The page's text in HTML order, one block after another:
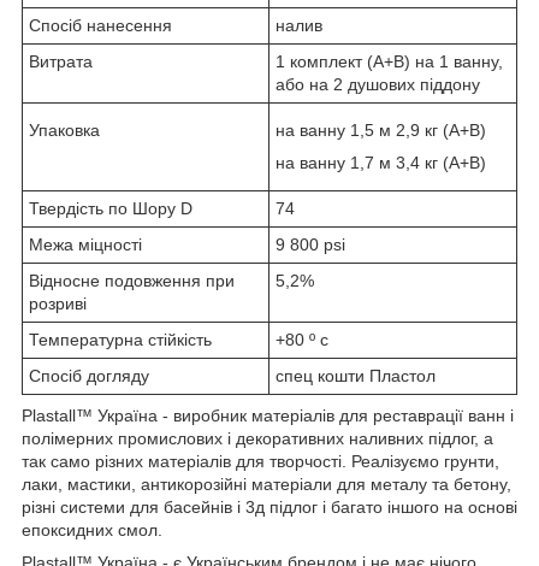
Спосіб нанесення
налив
Витрата
1 комплект (А+B) на 1 ванну,
або на 2 душових піддону
Упаковка
на ванну 1,5 м 2,9 кг (А+B)
на ванну 1,7 м 3,4 кг (A+B)
Твердість по Шору D
74
Межа міцності
9 800 psi
Відносне подовження при
розриві
5,2%
Температурна стійкість
+80 º c
Спосіб догляду
спец кошти Пластол
Plastall™ Україна - виробник матеріалів для реставрації ванн і
полімерних промислових і декоративних наливних підлог, а
так само різних матеріалів для творчості. Реалізуємо грунти,
лаки, мастики, антикорозійні матеріали для металу та бетону,
різні системи для басейнів і 3д підлог і багато іншого на основі
епоксидних смол.
Plastall™ Україна - є Українським брендом і не має нічого